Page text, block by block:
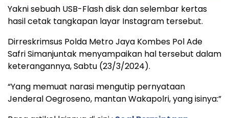
Yakni sebuah USB-Flash disk dan selembar kertas
hasil cetak tangkapan layar Instagram tersebut.
Dirreskrimsus Polda Metro Jaya Kombes Pol Ade
Safri Simanjuntak menyampaikan hal tersebut dalam
keterangannya, Sabtu (23/3/2024).
“Yang memuat narasi mengutip pernyataan
Jenderal Oegroseno, mantan Wakapolri, yang isinya:”